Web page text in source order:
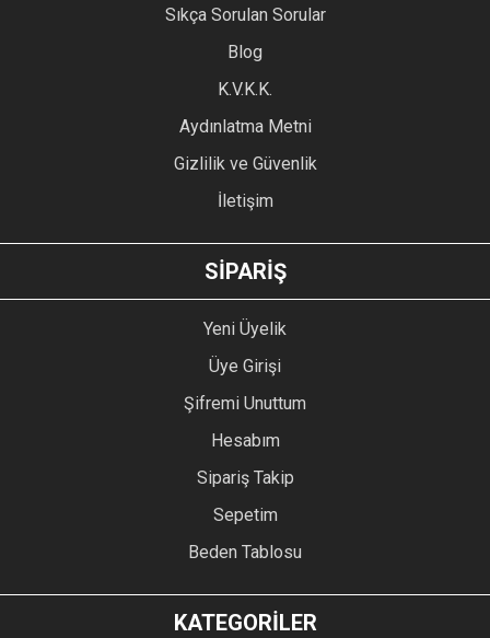
Ürün açıklamasında eksik bilgiler bulunuyor.
Ürün bilgilerinde hatalar bulunuyor.
Ürün fiyatı diğer sitelerden daha pahalı.
GÖNDER
Sıkça Sorulan Sorular
Blog
K.V.K.K.
Aydınlatma Metni
Gizlilik ve Güvenlik
İletişim
SİPARİŞ
Yeni Üyelik
Üye Girişi
Şifremi Unuttum
Hesabım
Sipariş Takip
Sepetim
Beden Tablosu
KATEGORİLER